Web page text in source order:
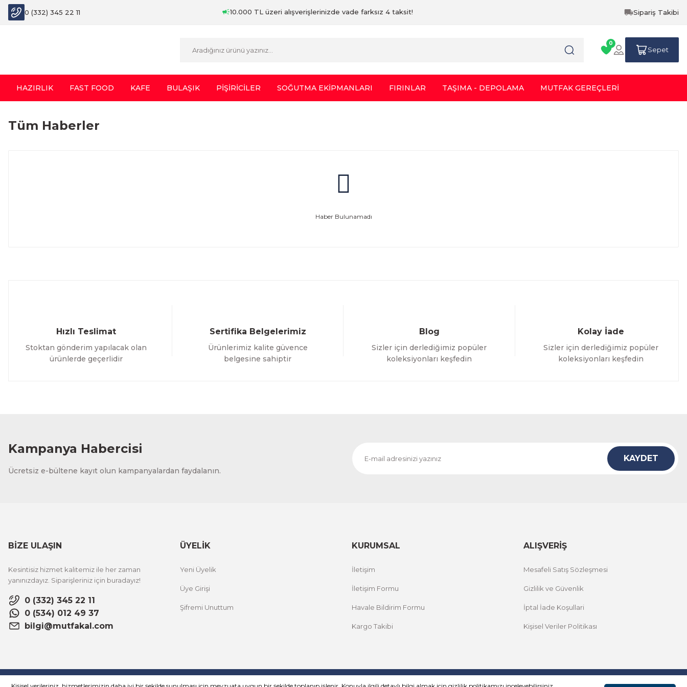
0 (332) 345 22 11 10.000 TL üzeri alışverişlerinizde vade farksız 4 taksit! Sipariş Takibi
0
Sepet
HAZIRLIK FAST FOOD KAFE BULAŞIK PİŞİRİCİLER SOĞUTMA EKİPMANLARI FIRINLAR TAŞIMA - DEPOLAMA MUTFAK GEREÇLERİ
Tüm Haberler
Haber Bulunamadı
Hızlı Teslimat
Stoktan gönderim yapılacak olan
ürünlerde geçerlidir
Sertifika Belgelerimiz
Ürünlerimiz kalite güvence
belgesine sahiptir
Blog
Sizler için derlediğimiz popüler
koleksiyonları keşfedin
Kolay İade
Sizler için derlediğimiz popüler
koleksiyonları keşfedin
Kampanya Habercisi
Ücretsiz e-bültene kayıt olun kampanyalardan faydalanın.
KAYDET
BİZE ULAŞIN
Kesintisiz hizmet kalitemiz ile her zaman
yanınızdayız. Siparişleriniz için buradayız!
0 (332) 345 22 11
0 (534) 012 49 37
bilgi@mutfakal.com
ÜYELİK
Yeni Üyelik
Üye Girişi
Şifremi Unuttum
KURUMSAL
İletişim
İletişim Formu
Havale Bildirim Formu
Kargo Takibi
ALIŞVERİŞ
Mesafeli Satış Sözleşmesi
Gizlilik ve Güvenlik
İptal İade Koşullari
Kişisel Veriler Politikası